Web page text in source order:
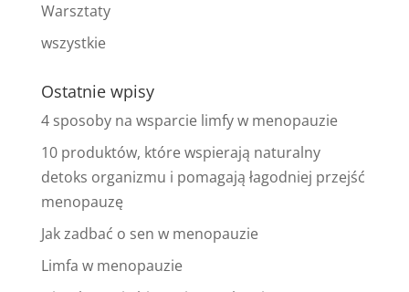
Warsztaty
wszystkie
Ostatnie wpisy
4 sposoby na wsparcie limfy w menopauzie
10 produktów, które wspierają naturalny
detoks organizmu i pomagają łagodniej przejść
menopauzę
Jak zadbać o sen w menopauzie
Limfa w menopauzie